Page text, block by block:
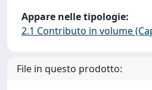
Appare nelle tipologie:
2.1 Contributo in volume
File in questo prodotto: